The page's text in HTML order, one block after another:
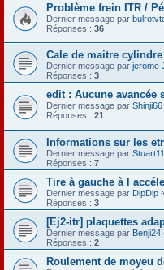
Problème frein ITR /
Dernier message par
Réponses : 36
Cale de maitre cylindre
Dernier message par jerome
Réponses : 3
edit : Aucune avancée
Dernier message par Shinji66
Réponses : 21
Informations sur les
Dernier message par
Réponses : 7
Tire à gauche à l
Dernier message par DipDip
Réponses : 3
[Ej2-itr] plaquettes
Dernier message par Benji24
Réponses : 2
Roulement de moyeu